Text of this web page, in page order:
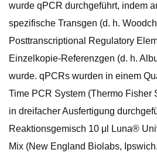
wurde qPCR durchgeführt, indem
spezifische Transgen (d. h.
Posttranscriptional Regulatory
Einzelkopie-Referenzgen (d. h.
wurde. qPCRs wurden in einem
Time PCR System (Thermo Fisher
in dreifacher Ausfertigung
Reaktionsgemisch 10 μl Luna®
Mix (New England Biolabs,